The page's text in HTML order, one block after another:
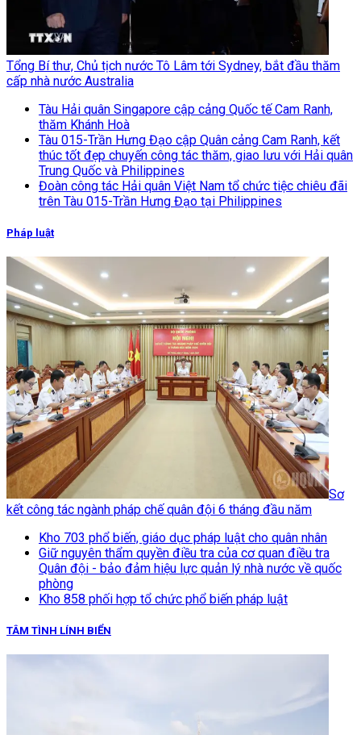
Tổng Bí thư, Chủ tịch nước Tô Lâm tới Sydney, bắt đầu thăm
cấp nhà nước Australia
Tàu Hải quân Singapore cập cảng Quốc tế Cam Ranh,
thăm Khánh Hoà
Tàu 015-Trần Hưng Đạo cập Quân cảng Cam Ranh, kết
thúc tốt đẹp chuyến công tác thăm, giao lưu với Hải quân
Trung Quốc và Philippines
Đoàn công tác Hải quân Việt Nam tổ chức tiệc chiêu đãi
trên Tàu 015-Trần Hưng Đạo tại Philippines
Pháp luật
Sơ
kết công tác ngành pháp chế quân đội 6 tháng đầu năm
Kho 703 phổ biến, giáo dục pháp luật cho quân nhân
Giữ nguyên thẩm quyền điều tra của cơ quan điều tra
Quân đội - bảo đảm hiệu lực quản lý nhà nước về quốc
phòng
Kho 858 phối hợp tổ chức phổ biến pháp luật
TÂM TÌNH LÍNH BIỂN